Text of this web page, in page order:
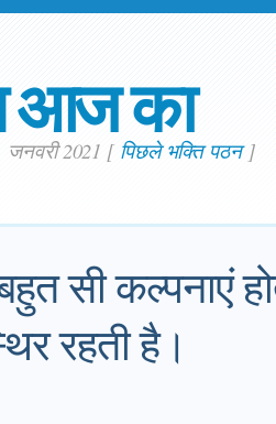
आज का
जनवरी 2021 [ पिछले भक्ति पठन]
सी कल्पनाएं
रहती है।